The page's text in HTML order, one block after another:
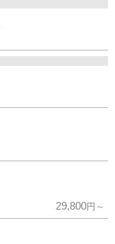
29,800円～